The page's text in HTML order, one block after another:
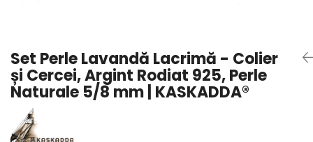
Pandantive cu Perle
Brose cu Perle
Set Perle Lavandă Lacrimă - Colier
și Cercei, Argint Rodiat 925, Perle
Naturale 5/8 mm | KASKADDA®